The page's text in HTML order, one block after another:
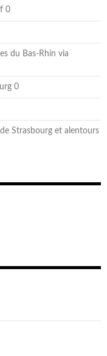
0
du Bas-Rhin via
0
Strasbourg et alentours